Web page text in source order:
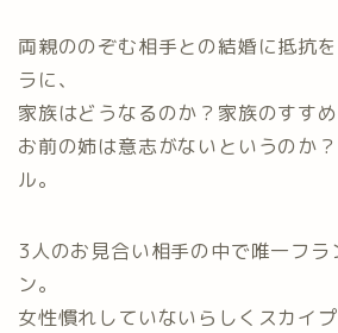
両親ののぞむ相手との結婚に抵抗
ラに、
家族はどうなるのか？家族のすす
お前の姉は意志がないというのか
ル。
3人のお見合い相手の中で唯一フラ
ン。
女性慣れしていないらしくスカイ